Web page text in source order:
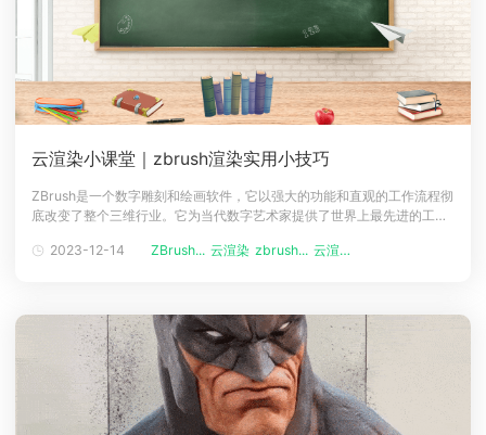
云渲染小课堂｜zbrush渲染实用小技巧
ZBrush是一个数字雕刻和绘画软件，它以强大的功能和直观的工作流程彻
底改变了整个三维行业。它为当代数字艺术家提供了世界上最先进的工
画、插画还是雕塑，ZBrush都能够满足不同领域的需求和挑战。本文将为
2023-12-14 ZBrush... 云渲染 zbrush... 云渲染小课堂